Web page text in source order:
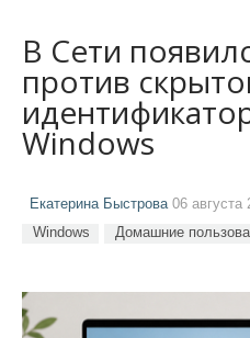
В Сети
против
Windows
Екатерина Быстрова06 августа
Windows Домашние